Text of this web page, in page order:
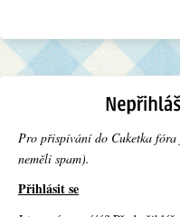
Pro přispívání do Cuketka
neměli spam).
Přihlásit se